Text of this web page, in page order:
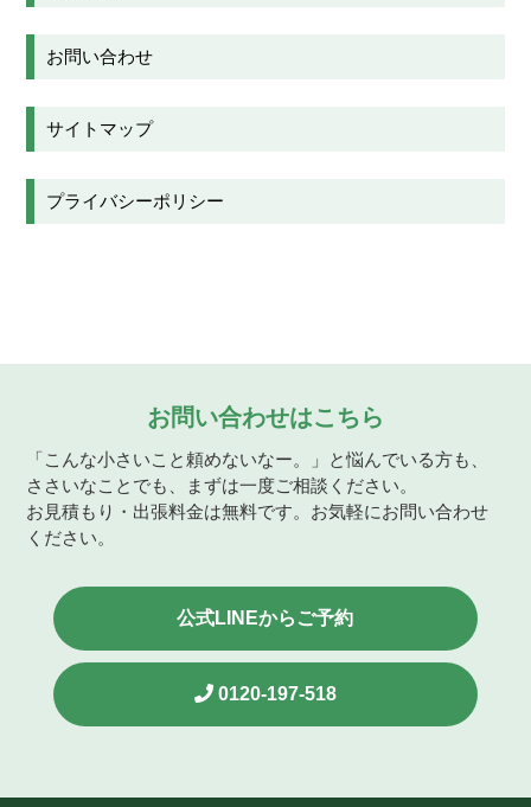
お問い合わせ
サイトマップ
プライバシーポリシー
お問い合わせはこちら
「こんな小さいこと頼めないなー。」と悩んでいる方も、
ささいなことでも、まずは一度ご相談ください。
お見積もり・出張料金は無料です。お気軽にお問い合わせ
ください。
公式LINEからご予約
0120-197-518